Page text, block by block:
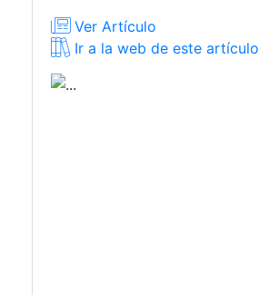
Ver Artículo
Ir a la web de este artículo